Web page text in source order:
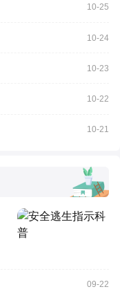
10-25
10-24
10-23
10-22
10-21
09-22